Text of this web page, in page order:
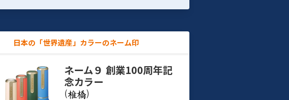
日本の「世界遺産」カラーのネーム印
ネーム９ 創業100周年記
念カラー
(
)